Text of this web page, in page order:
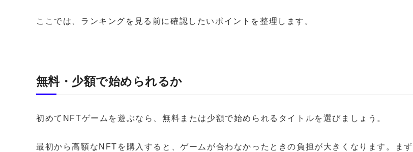
ここでは、ランキングを見る前に確認したいポイントを整理します。
無料・少額で始められるか
初めてNFTゲームを遊ぶなら、無料または少額で始められるタイトルを選びましょう。
最初から高額なNFTを購入すると、ゲームが合わなかったときの負担が大きくなります。まず